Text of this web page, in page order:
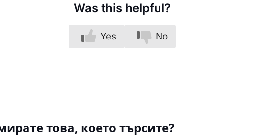
Was this helpful?
Yes No
това, което търсите?